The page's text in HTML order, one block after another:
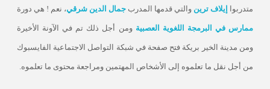
متدربوا إيلاف ترين والتي قدمها المدرب جمال الدين شرقي، نعم ! هي دورة
ممارس في البرمجة اللغوية العصبية ومن أجل ذلك تم في الآونة الأخيرة
ومن مدينة الخير بريكة فتح صفحة في شبكة التواصل الاجتماعية الفايسبوك
من أجل نقل ما تعلموه إلى الأشخاص المهتمين ومراجعة محتوى ما تعلموه.